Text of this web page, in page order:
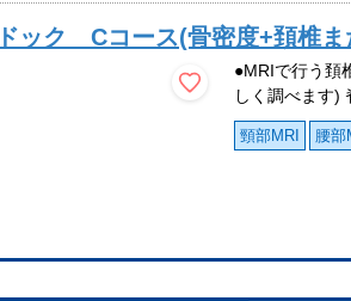
ック Cコース(骨密度+頚椎ま
●MRIで行う頚
しく調べます)
頸部MRI 腰部